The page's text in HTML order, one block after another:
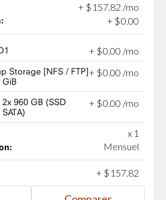
+ $ 157 82 /mo
+ $0.00
+ $0.00 /mo
Storage [NFS / FTP]
GiB
+ $0.00 /mo
2x 960 GB (SSD
SATA)
+ $0.00 /mo
x 1
Mensuel
+ $ 157.82